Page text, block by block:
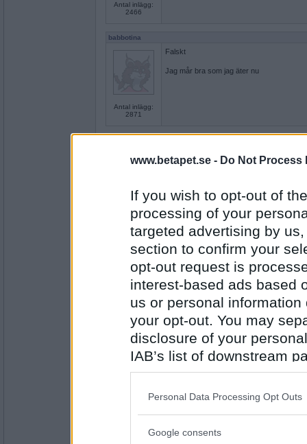
www.betapet.se - Do Not Process
If you wish to opt-out of
processing of your
targeted advertising by
section to confirm your
opt-out request is
interest-based ads based
us or personal
your opt-out. You may
disclosure of your
IAB’s list of downstream
also be disclosed by us
Downstream Participants
Please note that this
Personal Data Processing Opt Outs
Google consents
Antal inlägg:
2466
babbotina
Antal inlägg:
2871
Falskt
Jag mår bra som jag äter nu
Antal inlägg:
22535
Castafiore2
Antal inlägg:
1657
Sant
Jag har haft kalas idag
Falskt